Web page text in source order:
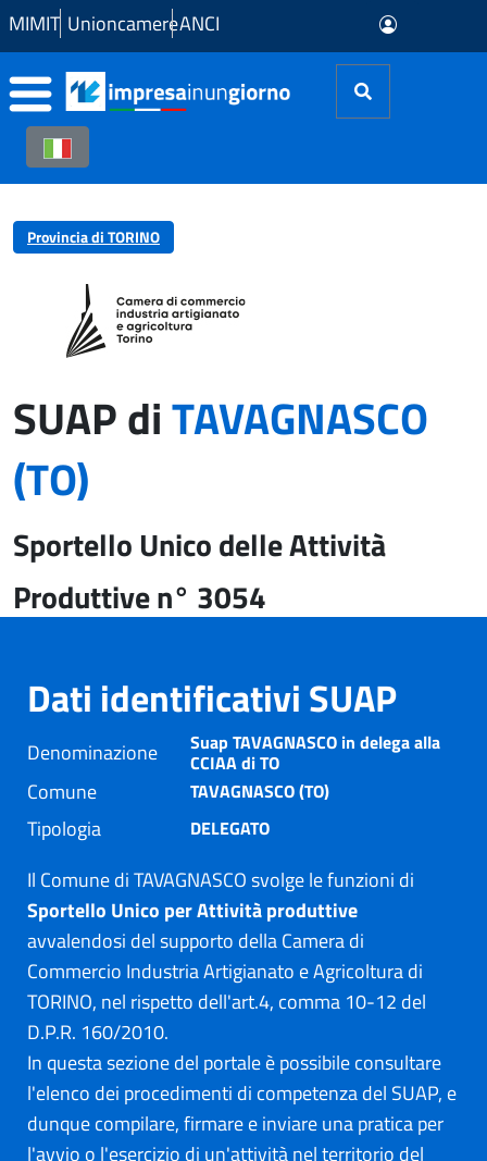
Skip to Main Content
MIMIT UnioncamereANCI
Provincia di TORINO
SUAP diTAVAGNASCO
(TO)
Sportello Unico delle Attività
Produttive n° 3054
Dati identificativi SUAP
Denominazione Suap TAVAGNASCO in delega alla
CCIAA di TO
Comune TAVAGNASCO (TO)
Tipologia DELEGATO
Il Comune di TAVAGNASCO svolge le funzioni di
Sportello Unico per Attività produttive
avvalendosi del supporto della Camera di
Commercio Industria Artigianato e Agricoltura di
TORINO, nel rispetto dell'art.4, comma 10-12 del
D.P.R. 160/2010.
In questa sezione del portale è possibile consultare
l'elenco dei procedimenti di competenza del SUAP, e
dunque compilare, firmare e inviare una pratica per
l'avvio o l'esercizio di un'attività nel territorio del